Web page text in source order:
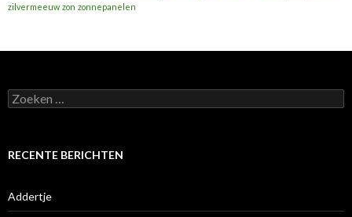
zilvermeeuw zon zonnepanelen
Zoeken
naar:
RECENTE BERICHTEN
Addertje